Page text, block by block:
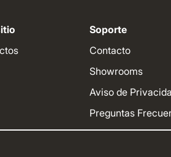
Soporte
Contacto
Showrooms
Aviso de
Preguntas